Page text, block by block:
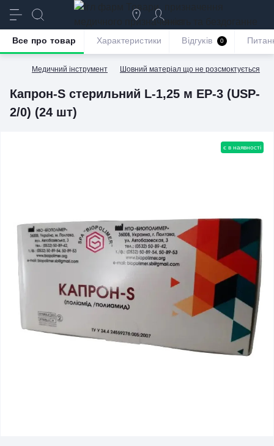
якість та бездоганне
обслуговування
Медичний інструмент Шовний матеріал що не розсмоктується
Капрон-S стерильний L-1,25 м EP-3 (USP-
2/0) (24 шт)
Все про товар Характеристики Відгуків 0
є в наявності